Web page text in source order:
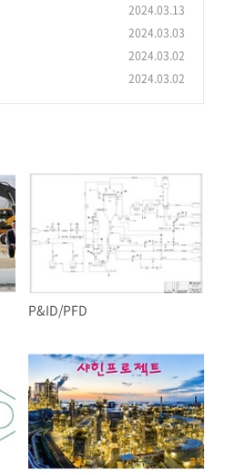
2024.03.13
2024.03.03
2024.03.02
2024.03.02
P&ID/PFD